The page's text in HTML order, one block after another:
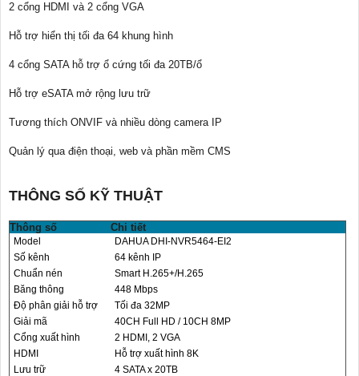
2 cổng HDMI và 2 cổng VGA
Hỗ trợ hiển thị tối đa 64 khung hình
4 cổng SATA hỗ trợ ổ cứng tối đa 20TB/ổ
Hỗ trợ eSATA mở rộng lưu trữ
Tương thích ONVIF và nhiều dòng camera IP
Quản lý qua điện thoại, web và phần mềm CMS
THÔNG SỐ KỸ THUẬT
Thông số Chi tiết
Model
DAHUA DHI-NVR5464-EI2
Số kênh
64 kênh IP
Chuẩn nén
Smart H.265+/H.265
Băng thông
448 Mbps
Độ phân giải hỗ trợ
Tối đa 32MP
Giải mã
40CH Full HD / 10CH 8MP
Cổng xuất hình
2 HDMI, 2 VGA
HDMI
Hỗ trợ xuất hình 8K
Lưu trữ
4 SATA x 20TB